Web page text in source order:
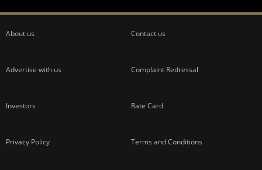
About us Contact us
Advertise with us Complaint Redressal
Investors Rate Card
Privacy Policy Terms and Conditions